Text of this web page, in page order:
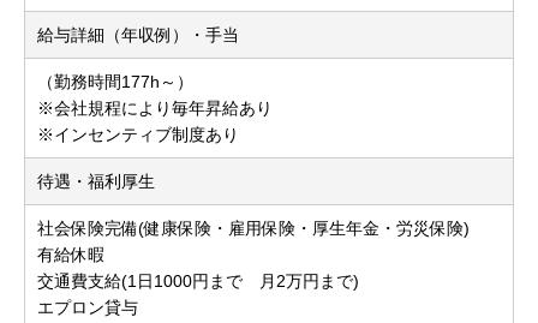
給与詳細（年収例）・手当
（勤務時間177h～）
※会社規程により毎年昇給あり
※インセンティブ制度あり
待遇・福利厚生
社会保険完備(健康保険・雇用保険・厚生年金・労災保険)
有給休暇
交通費支給(1日1000円まで 月2万円まで)
エプロン貸与